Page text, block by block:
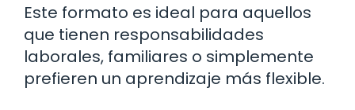
Este formato es ideal para aquellos
que tienen responsabilidades
laborales, familiares o simplemente
prefieren un aprendizaje más flexible.